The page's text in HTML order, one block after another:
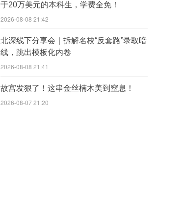
于20万美元的本科生，学费全免！
2026-08-08 21:42
北深线下分享会｜拆解名校“反套路”录取暗
线，跳出模板化内卷
2026-08-08 21:41
故宫发狠了！这串金丝楠木美到窒息！
2026-08-07 21:20